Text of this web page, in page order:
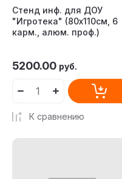
Стенд инф. для ДОУ
"Игротека" (80х110см, 6
карм., алюм. проф.)
5200.00 руб.
К сравнению